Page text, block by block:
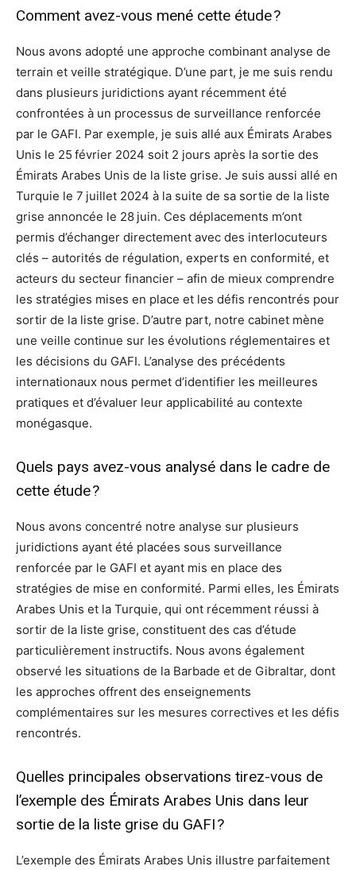
Comment avez-vous mené cette étude ?
Nous avons adopté une approche combinant analyse de
terrain et veille stratégique. D’une part, je me suis rendu
dans plusieurs juridictions ayant récemment été
confrontées à un processus de surveillance renforcée
par le GAFI. Par exemple, je suis allé aux Émirats Arabes
Unis le 25 février 2024 soit 2 jours après la sortie des
Émirats Arabes Unis de la liste grise. Je suis aussi allé en
Turquie le 7 juillet 2024 à la suite de sa sortie de la liste
grise annoncée le 28 juin. Ces déplacements m’ont
permis d’échanger directement avec des interlocuteurs
clés – autorités de régulation, experts en conformité, et
acteurs du secteur financier – afin de mieux comprendre
les stratégies mises en place et les défis rencontrés pour
sortir de la liste grise. D’autre part, notre cabinet mène
une veille continue sur les évolutions réglementaires et
les décisions du GAFI. L’analyse des précédents
internationaux nous permet d’identifier les meilleures
pratiques et d’évaluer leur applicabilité au contexte
monégasque.
Quels pays avez-vous analysé dans le cadre de
cette étude ?
Nous avons concentré notre analyse sur plusieurs
juridictions ayant été placées sous surveillance
renforcée par le GAFI et ayant mis en place des
stratégies de mise en conformité. Parmi elles, les Émirats
Arabes Unis et la Turquie, qui ont récemment réussi à
sortir de la liste grise, constituent des cas d’étude
particulièrement instructifs. Nous avons également
observé les situations de la Barbade et de Gibraltar, dont
les approches offrent des enseignements
complémentaires sur les mesures correctives et les défis
rencontrés.
Quelles principales observations tirez-vous de
l’exemple des Émirats Arabes Unis dans leur
sortie de la liste grise du GAFI ?
L’exemple des Émirats Arabes Unis illustre parfaitement